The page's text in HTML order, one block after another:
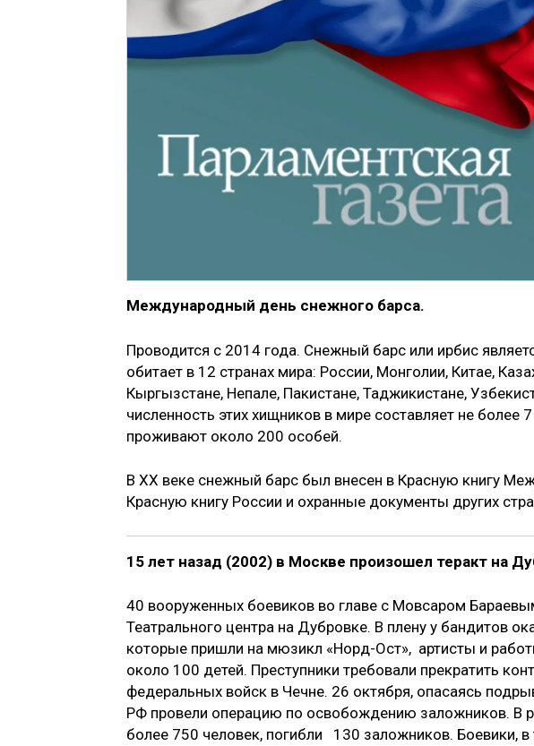
Международный день снежного барса.
Проводится с 2014 года. Снежный барс или ирбис
обитает в 12 странах мира: России, Монголии, Китае,
Кыргызстане, Непале, Пакистане, Таджикистане,
численность этих хищников в мире составляет не более
проживают около 200 особей.
В XX веке снежный барс был внесен в Красную книгу
Красную книгу России и охранные документы других
15 лет назад (2002) в Москве произошел теракт на
40 вооруженных боевиков во главе с Мовсаром
Театрального центра на Дубровке. В плену у бандитов
которые пришли на мюзикл «Норд-Ост», артисты и
около 100 детей. Преступники требовали прекратить
федеральных войск в Чечне. 26 октября, опасаясь
РФ провели операцию по освобождению за­ложников. В
более 750 человек, погибли 130 заложников. Боевики,